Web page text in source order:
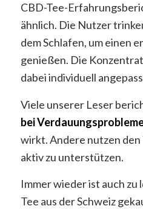
CBD-Tee-
ähnlich. Die Nutzer
dem Schlafen, um einen
genießen. Die
dabei individuell
Viele unserer Leser
bei
wirkt. Andere nutzen den
aktiv zu unterstützen.
Immer wieder ist auch zu
Tee aus der Schweiz